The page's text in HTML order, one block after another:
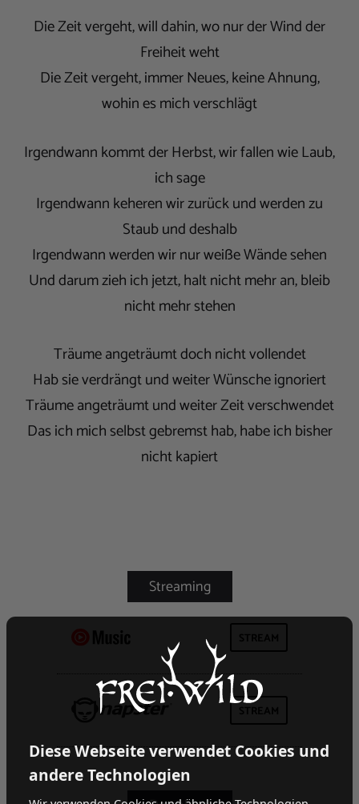
Die Zeit vergeht, will dahin, wo nur der Wind der
Freiheit weht
Die Zeit vergeht, immer Neues, keine Ahnung,
wohin es mich verschlägt
Irgendwann kommt der Herbst, wir fallen wie Laub,
ich sage
Irgendwann keheren wir zurück und werden zu
Staub und deshalb
Irgendwann werden wir nur weiße Wände sehen
Und darum zieh ich jetzt, halt nicht mehr an, bleib
nicht mehr stehen
Träume angeträumt doch nicht vollendet
Hab sie verdrängt und weiter Wünsche ignoriert
Träume angeträumt und weiter Zeit verschwendet
Das ich mich selbst gebremst hab, habe ich bisher
nicht kapiert
Diese Webseite verwendet Cookies und
andere Technologien